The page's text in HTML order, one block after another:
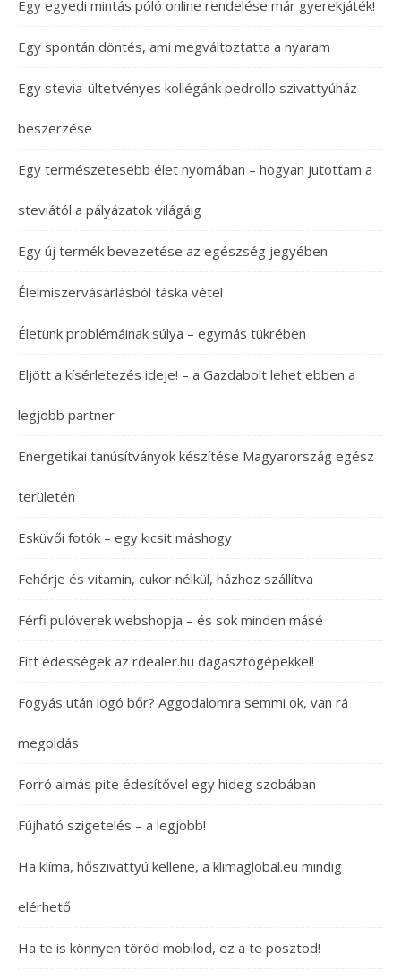
Egy egyedi mintás póló online rendelése már gyerekjáték!
Egy spontán döntés, ami megváltoztatta a nyaram
Egy stevia-ültetvényes kollégánk pedrollo szivattyúház
beszerzése
Egy természetesebb élet nyomában – hogyan jutottam a
steviától a pályázatok világáig
Egy új termék bevezetése az egészség jegyében
Élelmiszervásárlásból táska vétel
Életünk problémáinak súlya – egymás tükrében
Eljött a kísérletezés ideje! – a Gazdabolt lehet ebben a
legjobb partner
Energetikai tanúsítványok készítése Magyarország egész
területén
Esküvői fotók – egy kicsit máshogy
Fehérje és vitamin, cukor nélkül, házhoz szállítva
Férfi pulóverek webshopja – és sok minden másé
Fitt édességek az rdealer.hu dagasztógépekkel!
Fogyás után logó bőr? Aggodalomra semmi ok, van rá
megoldás
Forró almás pite édesítővel egy hideg szobában
Fújható szigetelés – a legjobb!
Ha klíma, hőszivattyú kellene, a klimaglobal.eu mindig
elérhető
Ha te is könnyen töröd mobilod, ez a te posztod!